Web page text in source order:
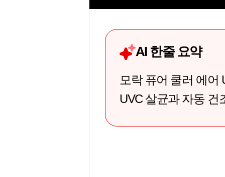
AI 한줄 요약
모락 퓨어 쿨러 에어
UVC 살균과 자동 건